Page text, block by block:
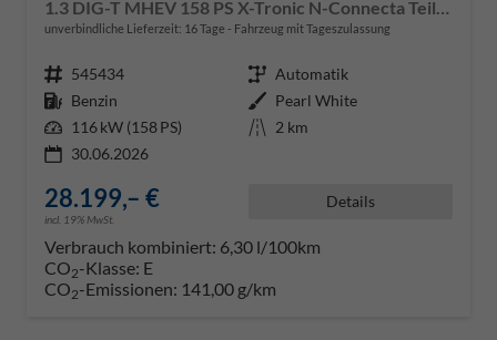
unverbindliche Lieferzeit: 16 Tage Fahrzeug mit Tageszulassung
Fahrzeugnr. 545434 Getriebe Automatik
Kraftstoff Benzin Außenfarbe Pearl White
Leistung 116 kW (158 PS) Kilometerstand 2 km
30.06.2026
28.199,– €
incl. 19% MwSt.
Details
Verbrauch kombiniert: 6,30 l/100km
CO2-Klasse: E
CO2-Emissionen: 141,00 g/km